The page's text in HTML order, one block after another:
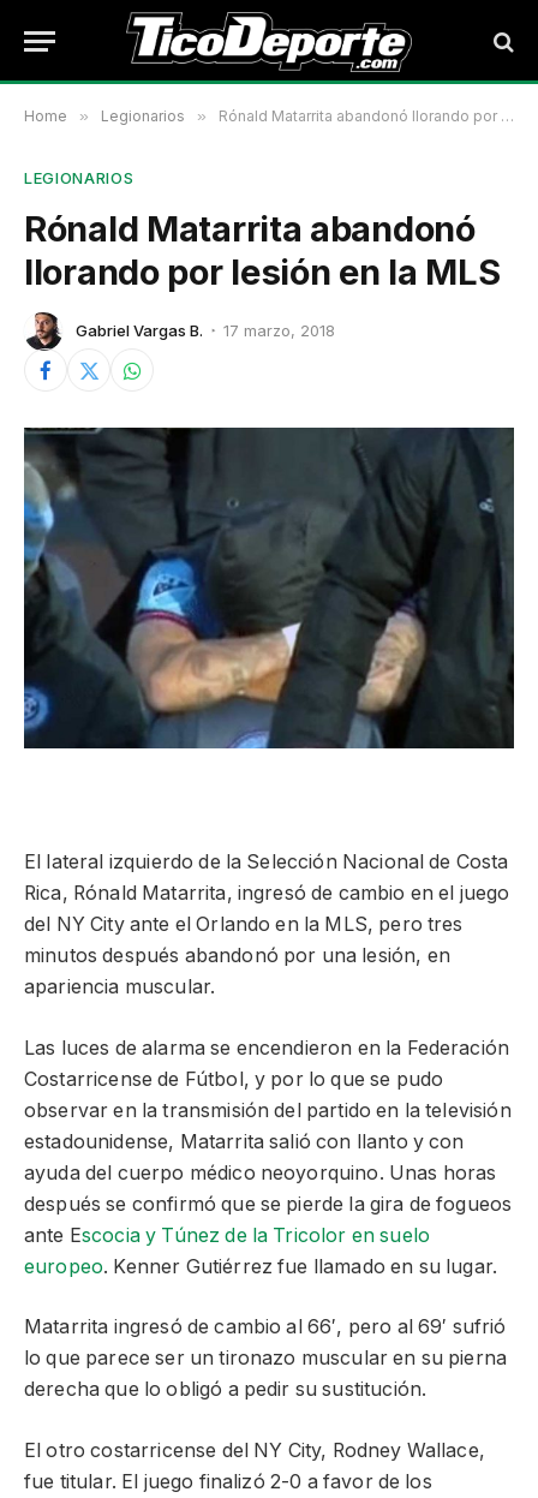
Home » Legionarios » Rónald Matarrita abandonó llorando por lesión en la MLS
LEGIONARIOS
Rónald Matarrita abandonó
llorando por lesión en la MLS
Gabriel Vargas B. 17 marzo, 2018
El lateral izquierdo de la Selección Nacional de Costa
Rica, Rónald Matarrita, ingresó de cambio en el juego
del NY City ante el Orlando en la MLS, pero tres
minutos después abandonó por una lesión, en
apariencia muscular.
Las luces de alarma se encendieron en la Federación
Costarricense de Fútbol, y por lo que se pudo
observar en la transmisión del partido en la televisión
estadounidense, Matarrita salió con llanto y con
ayuda del cuerpo médico neoyorquino. Unas horas
después se confirmó que se pierde la gira de fogueos
ante Escocia y Túnez de la Tricolor en suelo
europeo. Kenner Gutiérrez fue llamado en su lugar.
Matarrita ingresó de cambio al 66′, pero al 69′ sufrió
lo que parece ser un tironazo muscular en su pierna
derecha que lo obligó a pedir su sustitución.
El otro costarricense del NY City, Rodney Wallace,
fue titular. El juego finalizó 2-0 a favor de los